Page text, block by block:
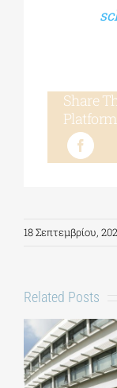
Share
18 Σεπτεμβρίου,
Related Posts